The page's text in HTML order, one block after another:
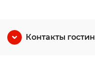
Контакты